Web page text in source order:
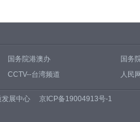
国务院港澳办
国务
CCTV--台湾频道 人民
发展中心
京ICP备19004913号-1